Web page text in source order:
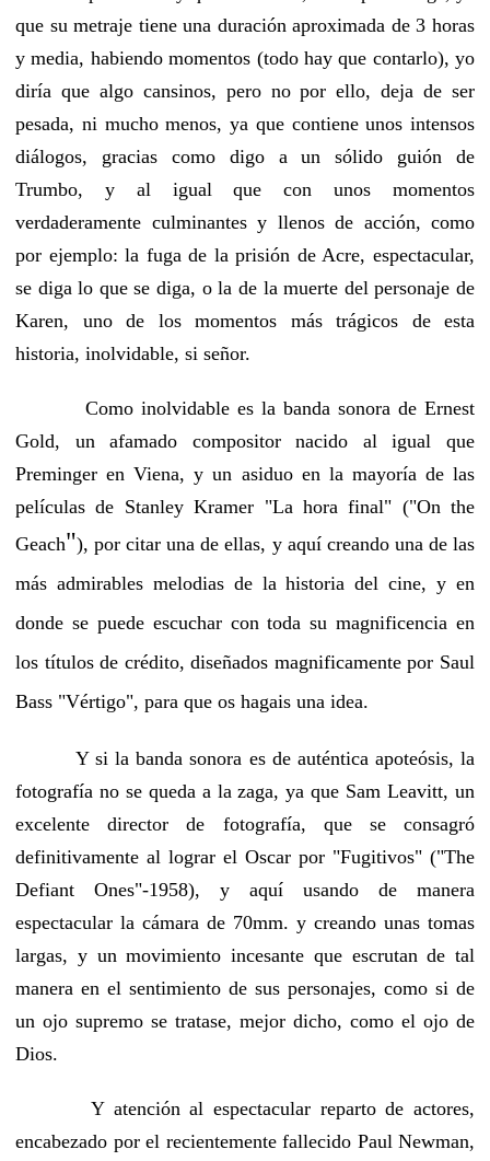
que su metraje tiene una duración aproximada de 3 horas
y media, habiendo momentos (todo hay que contarlo), yo
diría que algo cansinos, pero no por ello, deja de ser
pesada, ni mucho menos, ya que contiene unos intensos
diálogos, gracias como digo a un sólido guión de
Trumbo, y al igual que con unos momentos
verdaderamente culminantes y llenos de acción, como
por ejemplo: la fuga de la prisión de Acre, espectacular,
se diga lo que se diga, o la de la muerte del personaje de
Karen, uno de los momentos más trágicos de esta
historia, inolvidable, si señor.
Como inolvidable es la banda sonora de Ernest
Gold, un afamado compositor nacido al igual que
Preminger en Viena, y un asiduo en la mayoría de las
películas de Stanley Kramer "La hora final" ("On the
Geach"), por citar una de ellas, y aquí creando una de las
más admirables melodias de la historia del cine, y en
donde se puede escuchar con toda su magnificencia en
los títulos de crédito, diseñados magnificamente por Saul
Bass "Vértigo", para que os hagais una idea.
Y si la banda sonora es de auténtica apoteósis, la
fotografía no se queda a la zaga, ya que Sam Leavitt, un
excelente director de fotografía, que se consagró
definitivamente al lograr el Oscar por "Fugitivos" ("The
Defiant Ones"-1958), y aquí usando de manera
espectacular la cámara de 70mm. y creando unas tomas
largas, y un movimiento incesante que escrutan de tal
manera en el sentimiento de sus personajes, como si de
un ojo supremo se tratase, mejor dicho, como el ojo de
Dios.
Y atención al espectacular reparto de actores,
encabezado por el recientemente fallecido Paul Newman,